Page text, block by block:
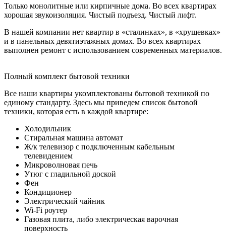
Только монолитные или кирпичные дома. Во всех квартирах
хорошая звукоизоляция. Чистый подъезд. Чистый лифт.
В нашей компании нет квартир в «сталинках», в «хрущевках»
и в панельных девятиэтажных домах. Во всех квартирах
выполнен ремонт с использованием современных материалов.
Полный комплект бытовой техники
Все наши квартиры укомплектованы бытовой техникой по
единому стандарту. Здесь мы приведем список бытовой
техники, которая есть в каждой квартире:
Холодильник
Стиральная машина автомат
Ж/к телевизор с подключенным кабельным
телевидением
Микроволновая печь
Утюг с гладильной доской
Фен
Кондиционер
Электрический чайник
Wi-Fi роутер
Газовая плита, либо электрическая варочная
поверхность